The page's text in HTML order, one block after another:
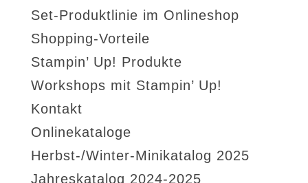
Set-Produktlinie im Onlineshop
Shopping-Vorteile
Stampin’ Up! Produkte
Workshops mit Stampin’ Up!
Kontakt
Onlinekataloge
Herbst-/Winter-Minikatalog 2025
Jahreskatalog 2024-2025